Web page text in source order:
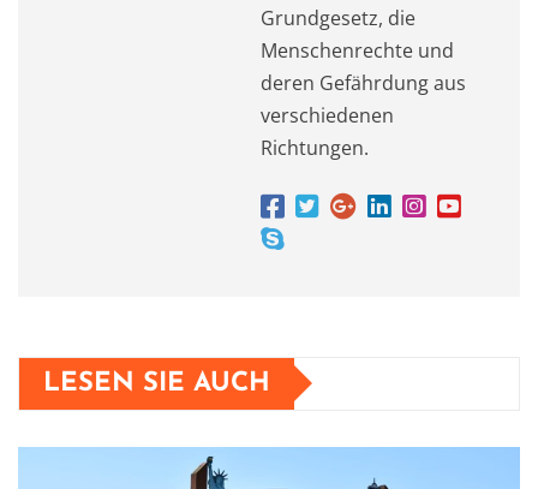
Grundgesetz, die
Menschenrechte und
deren Gefährdung aus
verschiedenen
Richtungen.
LESEN SIE AUCH